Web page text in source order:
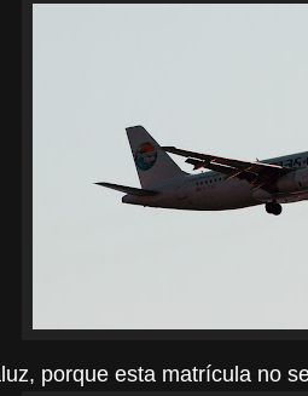
porque esta matrícula no